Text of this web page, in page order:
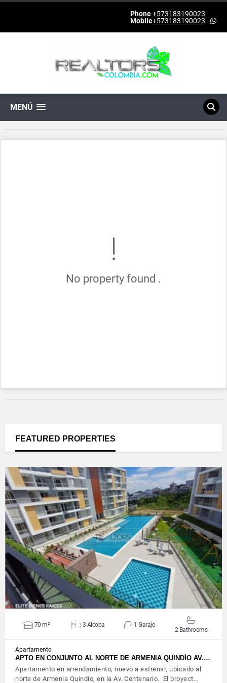
Phone+573183190023
Mobile+573183190023 -
MENÚ
No property found .
FEATURED PROPERTIES
VIEW DETAILS
70 m² 3 Alcoba 1 Garaje
2 Bathrooms
Apartamento
APTO EN CONJUNTO AL NORTE DE ARMENIA QUINDÍO AV.…
Apartamento en arrendamiento, nuevo a estrenar, ubicado al
norte de Armenia Quindío, en la Av. Centenario. El proyect…